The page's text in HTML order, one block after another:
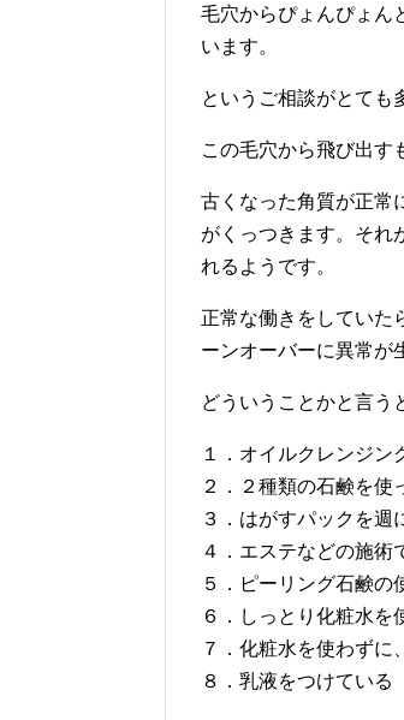
毛穴からぴょんぴょん
います。
というご相談がとても
この毛穴から飛び出す
古くなった角質が正常
がくっつきます。それ
れるようです。
正常な働きをしていた
ーンオーバーに異常が
どういうことかと言う
１．オイルクレンジン
２．２種類の石鹸を使
３．はがすパックを週
４．エステなどの施術
５．ピーリング石鹸の
６．しっとり化粧水を
７．化粧水を使わずに
８．乳液をつけている